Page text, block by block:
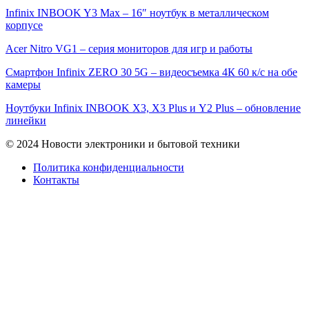
Infinix INBOOK Y3 Max – 16″ ноутбук в металлическом
корпусе
Acer Nitro VG1 – серия мониторов для игр и работы
Смартфон Infinix ZERO 30 5G – видеосъемка 4К 60 к/с на обе
камеры
Ноутбуки Infinix INBOOK X3, X3 Plus и Y2 Plus – обновление
линейки
© 2024 Новости электроники и бытовой техники
Политика конфиденциальности
Контакты